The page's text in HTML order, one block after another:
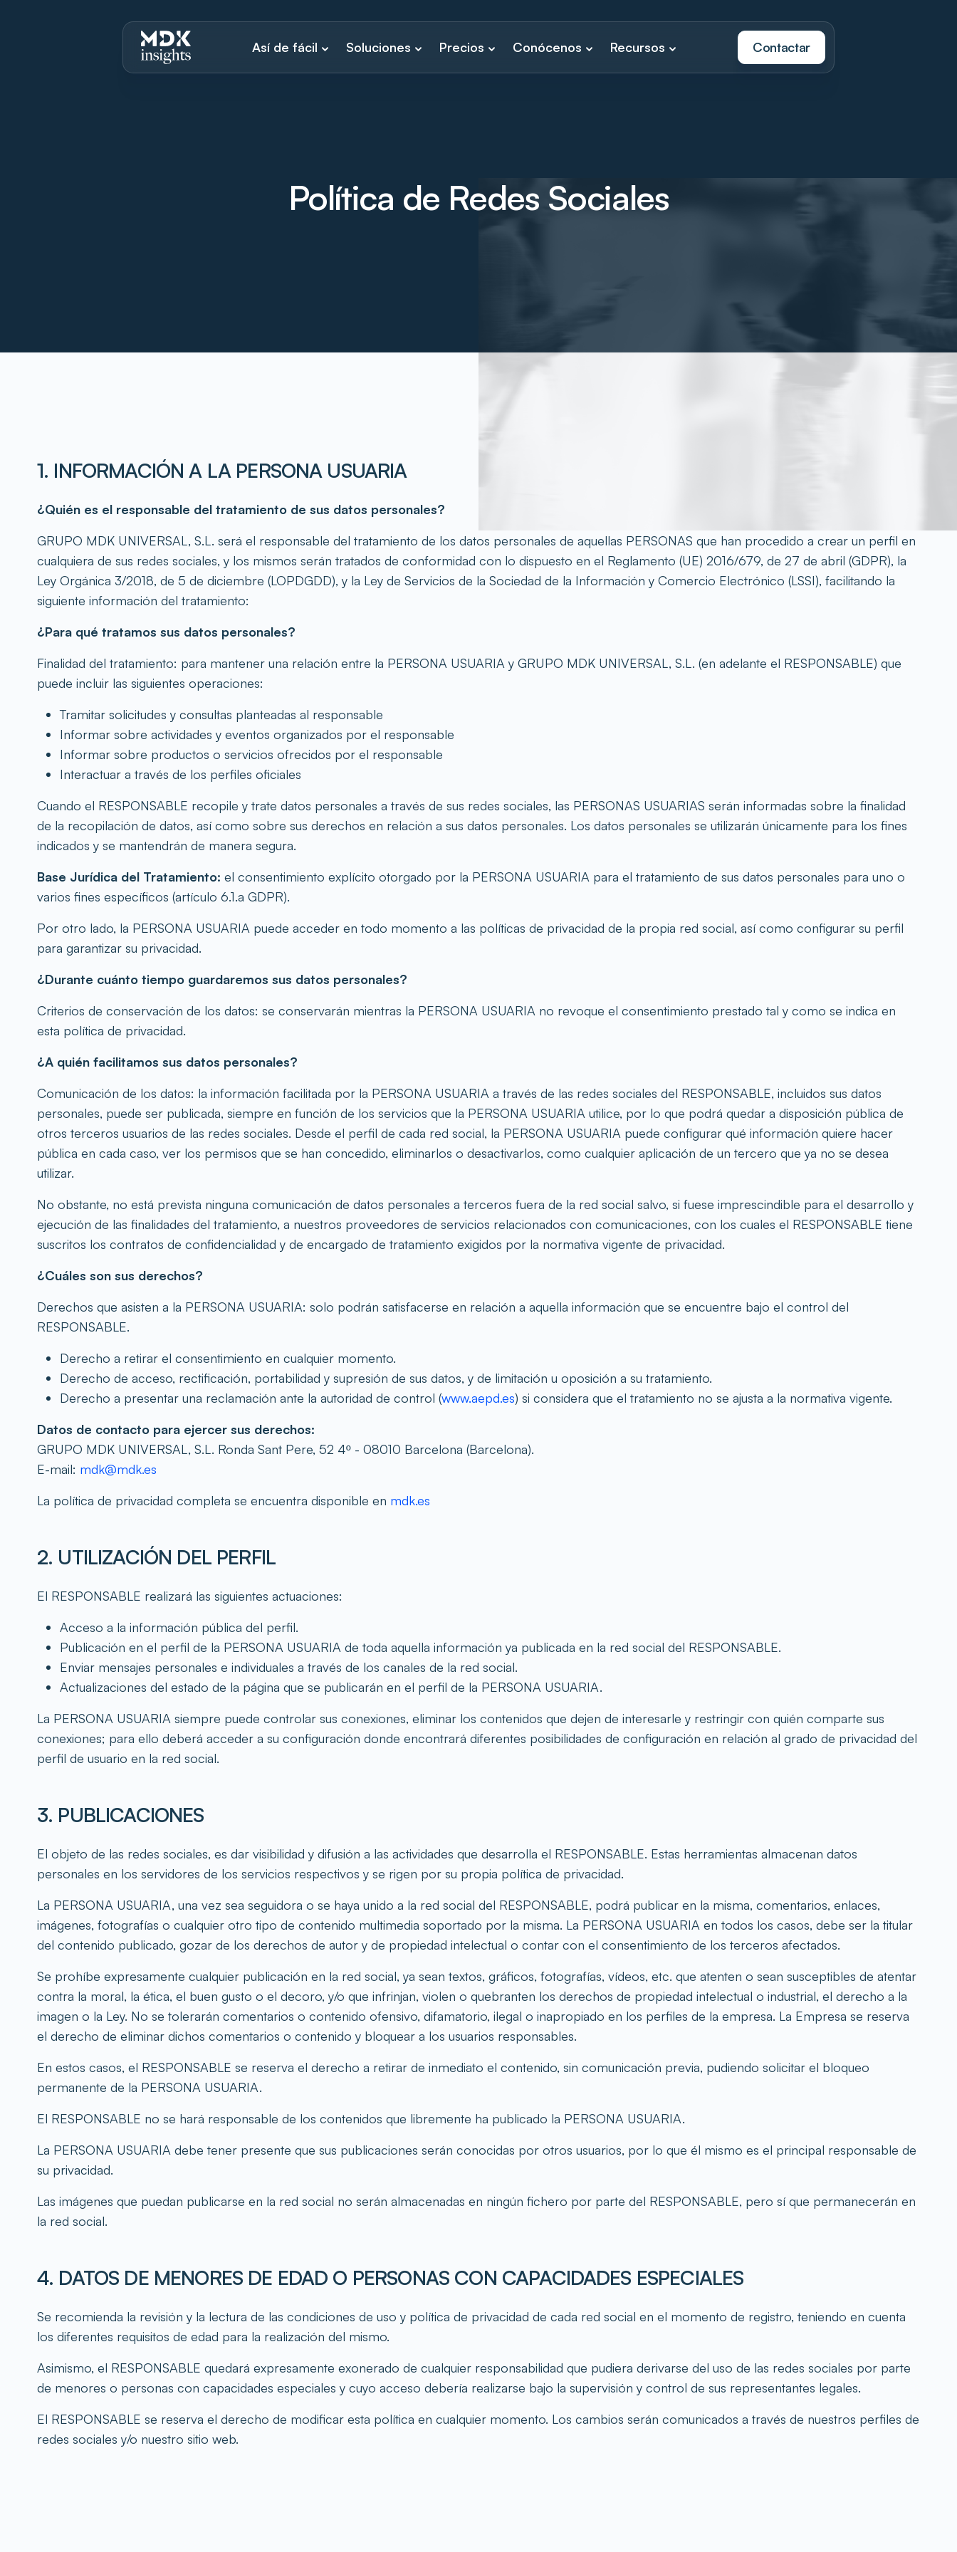
Así de fácil Soluciones Precios Conócenos Recursos Contactar
Política de Redes Sociales
1. INFORMACIÓN A LA PERSONA USUARIA
¿Quién es el responsable del tratamiento de sus datos personales?
GRUPO MDK UNIVERSAL, S.L. será el responsable del tratamiento de los datos personales de aquellas PERSONAS que han procedido a crear un perfil en
cualquiera de sus redes sociales, y los mismos serán tratados de conformidad con lo dispuesto en el Reglamento (UE) 2016/679, de 27 de abril (GDPR), la
Ley Orgánica 3/2018, de 5 de diciembre (LOPDGDD), y la Ley de Servicios de la Sociedad de la Información y Comercio Electrónico (LSSI), facilitando la
siguiente información del tratamiento:
¿Para qué tratamos sus datos personales?
Finalidad del tratamiento: para mantener una relación entre la PERSONA USUARIA y GRUPO MDK UNIVERSAL, S.L. (en adelante el RESPONSABLE) que
puede incluir las siguientes operaciones:
Tramitar solicitudes y consultas planteadas al responsable
Informar sobre actividades y eventos organizados por el responsable
Informar sobre productos o servicios ofrecidos por el responsable
Interactuar a través de los perfiles oficiales
Cuando el RESPONSABLE recopile y trate datos personales a través de sus redes sociales, las PERSONAS USUARIAS serán informadas sobre la finalidad
de la recopilación de datos, así como sobre sus derechos en relación a sus datos personales. Los datos personales se utilizarán únicamente para los fines
indicados y se mantendrán de manera segura.
Base Jurídica del Tratamiento: el consentimiento explícito otorgado por la PERSONA USUARIA para el tratamiento de sus datos personales para uno o
varios fines específicos (artículo 6.1.a GDPR).
Por otro lado, la PERSONA USUARIA puede acceder en todo momento a las políticas de privacidad de la propia red social, así como configurar su perfil
para garantizar su privacidad.
¿Durante cuánto tiempo guardaremos sus datos personales?
Criterios de conservación de los datos: se conservarán mientras la PERSONA USUARIA no revoque el consentimiento prestado tal y como se indica en
esta política de privacidad.
¿A quién facilitamos sus datos personales?
Comunicación de los datos: la información facilitada por la PERSONA USUARIA a través de las redes sociales del RESPONSABLE, incluidos sus datos
personales, puede ser publicada, siempre en función de los servicios que la PERSONA USUARIA utilice, por lo que podrá quedar a disposición pública de
otros terceros usuarios de las redes sociales. Desde el perfil de cada red social, la PERSONA USUARIA puede configurar qué información quiere hacer
pública en cada caso, ver los permisos que se han concedido, eliminarlos o desactivarlos, como cualquier aplicación de un tercero que ya no se desea
utilizar.
No obstante, no está prevista ninguna comunicación de datos personales a terceros fuera de la red social salvo, si fuese imprescindible para el desarrollo y
ejecución de las finalidades del tratamiento, a nuestros proveedores de servicios relacionados con comunicaciones, con los cuales el RESPONSABLE tiene
suscritos los contratos de confidencialidad y de encargado de tratamiento exigidos por la normativa vigente de privacidad.
¿Cuáles son sus derechos?
Derechos que asisten a la PERSONA USUARIA: solo podrán satisfacerse en relación a aquella información que se encuentre bajo el control del
RESPONSABLE.
Derecho a retirar el consentimiento en cualquier momento.
Derecho de acceso, rectificación, portabilidad y supresión de sus datos, y de limitación u oposición a su tratamiento.
Derecho a presentar una reclamación ante la autoridad de control (www.aepd.es) si considera que el tratamiento no se ajusta a la normativa vigente.
Datos de contacto para ejercer sus derechos:
GRUPO MDK UNIVERSAL, S.L. Ronda Sant Pere, 52 4º - 08010 Barcelona (Barcelona).
E-mail: mdk@mdk.es
La política de privacidad completa se encuentra disponible en mdk.es
2. UTILIZACIÓN DEL PERFIL
El RESPONSABLE realizará las siguientes actuaciones:
Acceso a la información pública del perfil.
Publicación en el perfil de la PERSONA USUARIA de toda aquella información ya publicada en la red social del RESPONSABLE.
Enviar mensajes personales e individuales a través de los canales de la red social.
Actualizaciones del estado de la página que se publicarán en el perfil de la PERSONA USUARIA.
La PERSONA USUARIA siempre puede controlar sus conexiones, eliminar los contenidos que dejen de interesarle y restringir con quién comparte sus
conexiones; para ello deberá acceder a su configuración donde encontrará diferentes posibilidades de configuración en relación al grado de privacidad del
perfil de usuario en la red social.
3. PUBLICACIONES
El objeto de las redes sociales, es dar visibilidad y difusión a las actividades que desarrolla el RESPONSABLE. Estas herramientas almacenan datos
personales en los servidores de los servicios respectivos y se rigen por su propia política de privacidad.
La PERSONA USUARIA, una vez sea seguidora o se haya unido a la red social del RESPONSABLE, podrá publicar en la misma, comentarios, enlaces,
imágenes, fotografías o cualquier otro tipo de contenido multimedia soportado por la misma. La PERSONA USUARIA en todos los casos, debe ser la titular
del contenido publicado, gozar de los derechos de autor y de propiedad intelectual o contar con el consentimiento de los terceros afectados.
Se prohíbe expresamente cualquier publicación en la red social, ya sean textos, gráficos, fotografías, vídeos, etc. que atenten o sean susceptibles de atentar
contra la moral, la ética, el buen gusto o el decoro, y/o que infrinjan, violen o quebranten los derechos de propiedad intelectual o industrial, el derecho a la
imagen o la Ley. No se tolerarán comentarios o contenido ofensivo, difamatorio, ilegal o inapropiado en los perfiles de la empresa. La Empresa se reserva
el derecho de eliminar dichos comentarios o contenido y bloquear a los usuarios responsables.
En estos casos, el RESPONSABLE se reserva el derecho a retirar de inmediato el contenido, sin comunicación previa, pudiendo solicitar el bloqueo
permanente de la PERSONA USUARIA.
El RESPONSABLE no se hará responsable de los contenidos que libremente ha publicado la PERSONA USUARIA.
La PERSONA USUARIA debe tener presente que sus publicaciones serán conocidas por otros usuarios, por lo que él mismo es el principal responsable de
su privacidad.
Las imágenes que puedan publicarse en la red social no serán almacenadas en ningún fichero por parte del RESPONSABLE, pero sí que permanecerán en
la red social.
4. DATOS DE MENORES DE EDAD O PERSONAS CON CAPACIDADES ESPECIALES
Se recomienda la revisión y la lectura de las condiciones de uso y política de privacidad de cada red social en el momento de registro, teniendo en cuenta
los diferentes requisitos de edad para la realización del mismo.
Asimismo, el RESPONSABLE quedará expresamente exonerado de cualquier responsabilidad que pudiera derivarse del uso de las redes sociales por parte
de menores o personas con capacidades especiales y cuyo acceso debería realizarse bajo la supervisión y control de sus representantes legales.
El RESPONSABLE se reserva el derecho de modificar esta política en cualquier momento. Los cambios serán comunicados a través de nuestros perfiles de
redes sociales y/o nuestro sitio web.